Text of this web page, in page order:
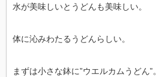
水が美味しいとうどんも美味しい。
体に沁みわたるうどんらしい。
まずは小さな鉢に”ウエルカムうどん”。